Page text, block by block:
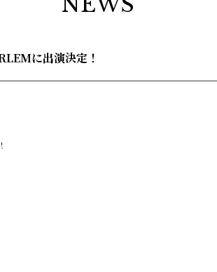
に出演決定！